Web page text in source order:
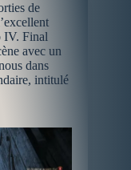
de
IV. Final
avec un
dans
intitulé